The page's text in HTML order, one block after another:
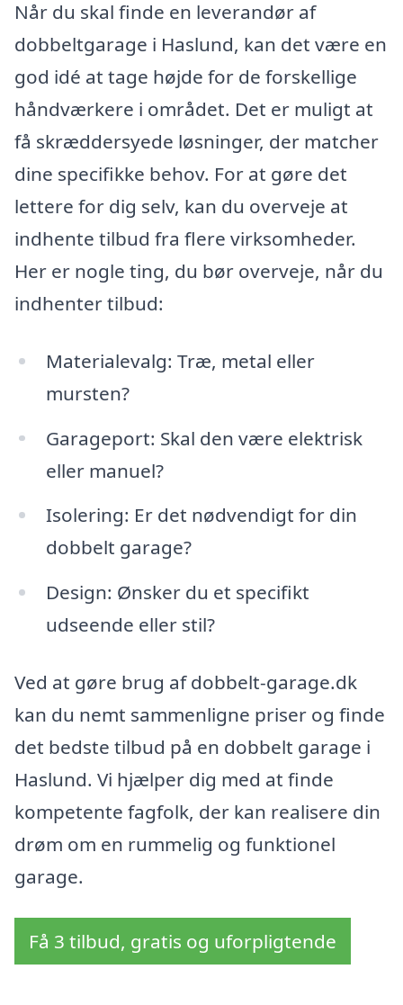
Når du skal finde en leverandør af
dobbeltgarage i Haslund, kan det være en
god idé at tage højde for de forskellige
håndværkere i området. Det er muligt at
få skræddersyede løsninger, der matcher
dine specifikke behov. For at gøre det
lettere for dig selv, kan du overveje at
indhente tilbud fra flere virksomheder.
Her er nogle ting, du bør overveje, når du
indhenter tilbud:
Materialevalg: Træ, metal eller
mursten?
Garageport: Skal den være elektrisk
eller manuel?
Isolering: Er det nødvendigt for din
dobbelt garage?
Design: Ønsker du et specifikt
udseende eller stil?
Ved at gøre brug af dobbelt-garage.dk
kan du nemt sammenligne priser og finde
det bedste tilbud på en dobbelt garage i
Haslund. Vi hjælper dig med at finde
kompetente fagfolk, der kan realisere din
drøm om en rummelig og funktionel
garage.
Få 3 tilbud, gratis og uforpligtende